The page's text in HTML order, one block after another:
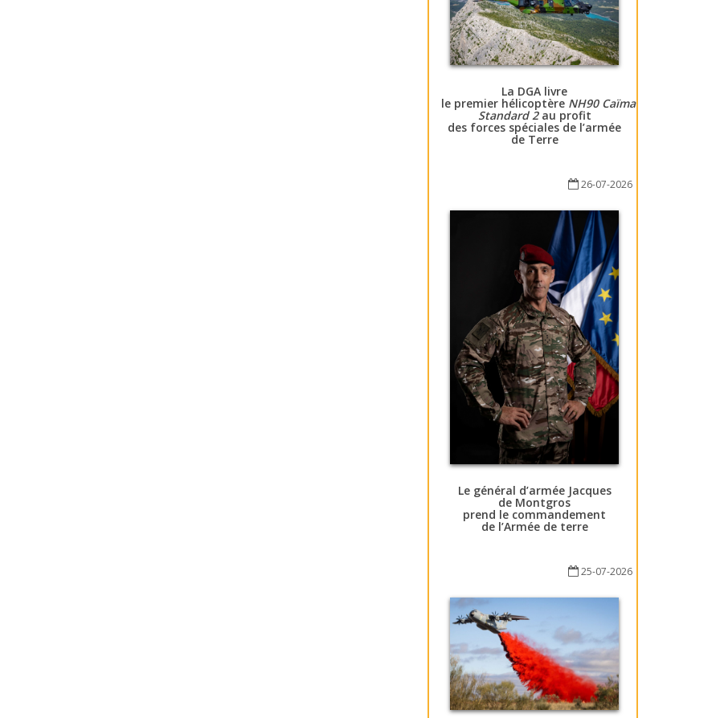
La DGA livre
le premier hélicoptère NH90 Caïman
Standard 2au profit
des forces spéciales de l’armée
de Terre
26-07-2026
Le général d’armée Jacques
de Montgros
prend le commandement
de l’Armée de terre
25-07-2026